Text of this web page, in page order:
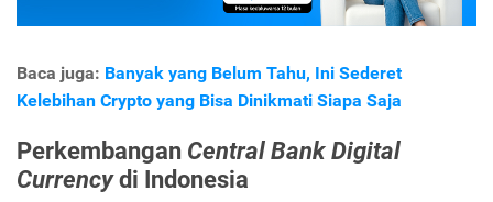
Baca juga: Banyak yang Belum Tahu, Ini Sederet
Kelebihan Crypto yang Bisa Dinikmati Siapa Saja
Perkembangan Central Bank Digital
Currencydi Indonesia